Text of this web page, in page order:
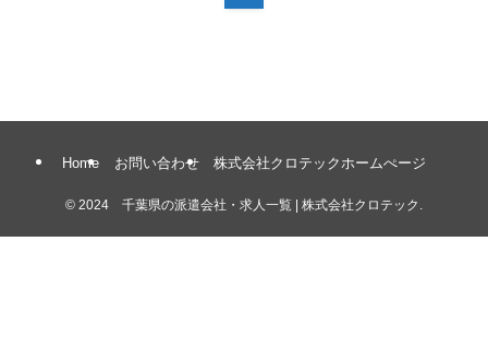
Home お問い合わせ 株式会社クロテックホームぺージ
© 2024 千葉県の派遣会社・求人一覧 | 株式会社クロテック.